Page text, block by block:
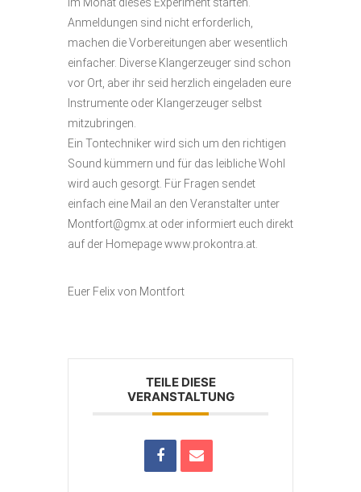
Anmeldungen sind nicht erforderlich,
machen die Vorbereitungen aber wesentlich
einfacher. Diverse Klangerzeuger sind schon
vor Ort, aber ihr seid herzlich eingeladen eure
Instrumente oder Klangerzeuger selbst
mitzubringen.
Ein Tontechniker wird sich um den richtigen
Sound kümmern und für das leibliche Wohl
wird auch gesorgt. Für Fragen sendet
einfach eine Mail an den Veranstalter unter
Montfort@gmx.at oder informiert euch direkt
auf der Homepage www.prokontra.at.
Euer Felix von Montfort
TEILE DIESE
VERANSTALTUNG